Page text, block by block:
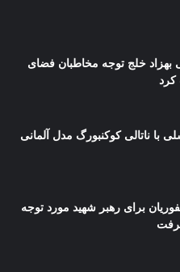
خلج توجه مخاطبان فضای
کرد
با ناتالی کوکنبورگ مدل آلمانی
برای رهبر شهید مورد توجه